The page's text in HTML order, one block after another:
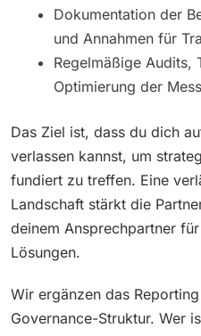
Dokumentation der
und Annahmen für
Regelmäßige Audits,
Optimierung der
Das Ziel ist, dass du dich
verlassen kannst, um
fundiert zu treffen. Eine
Landschaft stärkt die
deinem Ansprechpartner
Lösungen.
Wir ergänzen das
Governance-Struktur. Wer